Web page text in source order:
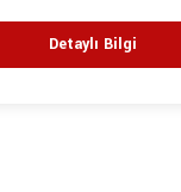
Detaylı Bilgi